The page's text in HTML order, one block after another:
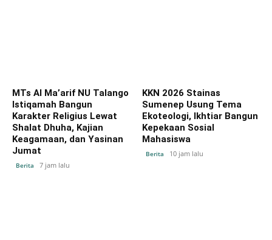
MTs Al Ma’arif NU Talango
Istiqamah Bangun
Karakter Religius Lewat
Shalat Dhuha, Kajian
Keagamaan, dan Yasinan
Jumat
Berita 7 jam lalu
KKN 2026 Stainas
Sumenep Usung Tema
Ekoteologi, Ikhtiar Bangun
Kepekaan Sosial
Mahasiswa
Berita 10 jam lalu